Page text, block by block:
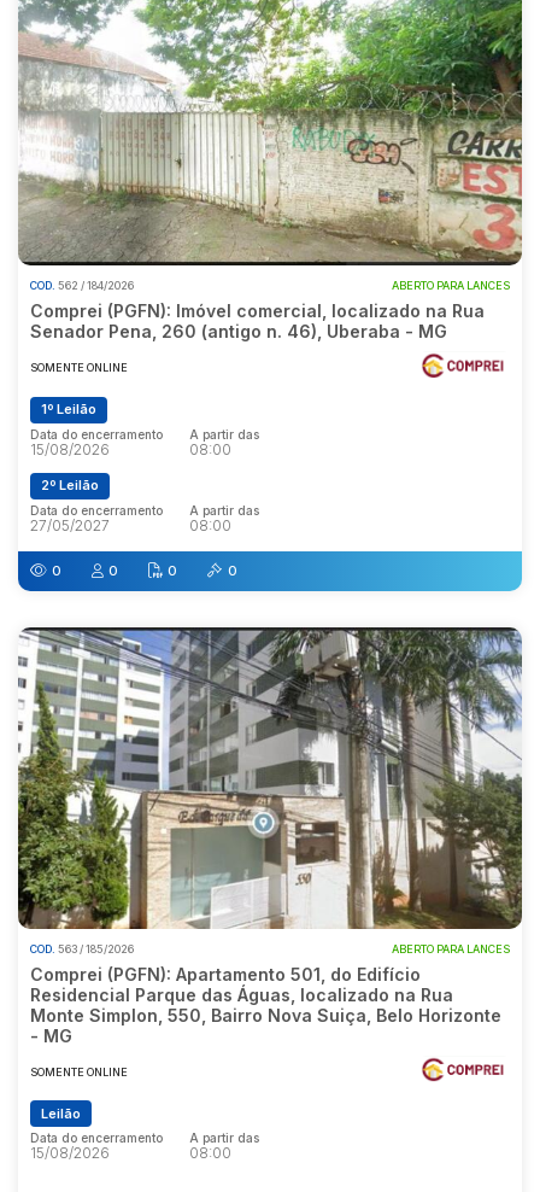
COD. 562 / 184/2026 ABERTO PARA LANCES
Comprei (PGFN): Imóvel comercial, localizado na Rua
Senador Pena, 260 (antigo n. 46), Uberaba - MG
SOMENTE ONLINE
1º Leilão
Data do encerramento
15/08/2026
A partir das
08:00
2º Leilão
Data do encerramento
27/05/2027
A partir das
08:00
0 0 0 0
COD. 563 / 185/2026 ABERTO PARA LANCES
Comprei (PGFN): Apartamento 501, do Edifício
Residencial Parque das Águas, localizado na Rua
Monte Simplon, 550, Bairro Nova Suiça, Belo Horizonte
- MG
SOMENTE ONLINE
Leilão
Data do encerramento
15/08/2026
A partir das
08:00